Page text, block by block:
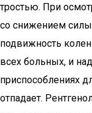
тростью. При
со снижением силы
подвижность
всех больных, и
приспособлениях
отпадает.